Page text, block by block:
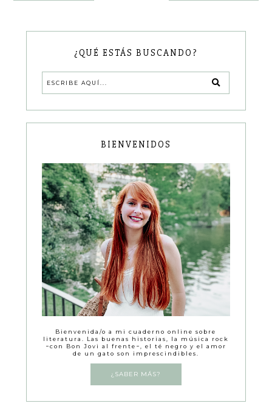
¿QUÉ ESTÁS BUSCANDO?
BIENVENIDOS
Bienvenida/o a mi cuaderno online sobre
literatura. Las buenas historias, la música rock
−con Bon Jovi al frente−, el té negro y el amor
de un gato son imprescindibles.
¿SABER MÁS?